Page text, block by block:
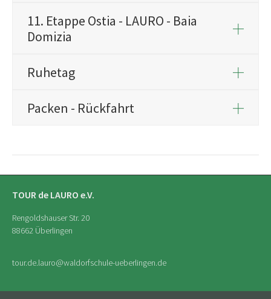
11. Etappe Ostia - LAURO - Baia
Domizia
Ruhetag
Packen - Rückfahrt
TOUR de LAURO e.V.
Rengoldshauser Str. 20
88662 Überlingen
tour.de.lauro@waldorfschule-ueberlingen.de